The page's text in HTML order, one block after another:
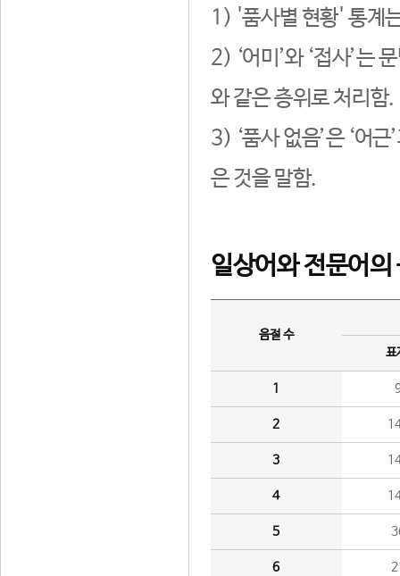
1) '품사별 현황' 통계
2) ‘어미’와 ‘접사’는
와 같은 층위로 처리함.
3) ‘품사 없음’은 ‘어
은 것을 말함.
일상어와 전문어의
음절 수
표
1
2
3
4
5
6